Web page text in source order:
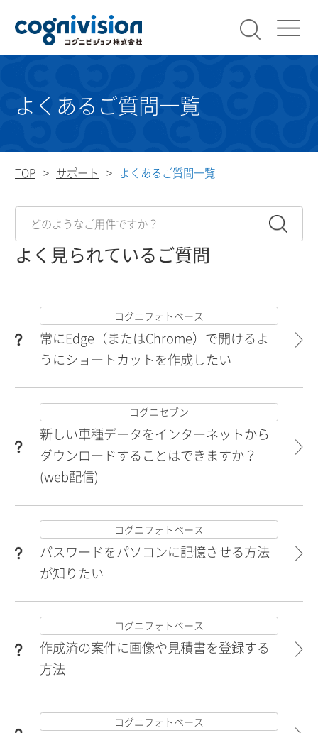
コグニ
よくあるご質問一覧
TOP サポート よくあるご質問一覧
よく見られているご質問
コグニフォトベース
常にEdge（またはChrome）で開けるよ
うにショートカットを作成したい
コグニセブン
新しい車種データをインターネットから
ダウンロードすることはできますか？
(web配信)
コグニフォトベース
パスワードをパソコンに記憶させる方法
が知りたい
コグニフォトベース
作成済の案件に画像や見積書を登録する
方法
コグニフォトベース